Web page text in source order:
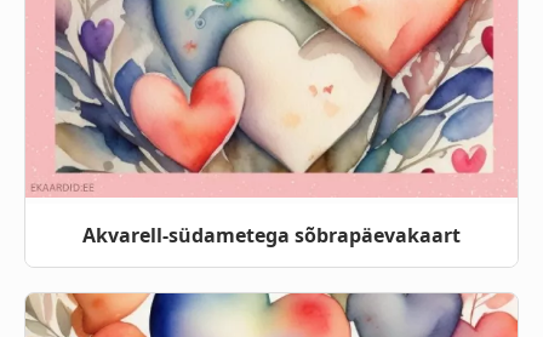
Akvarell-südametega sõbrapäevakaart